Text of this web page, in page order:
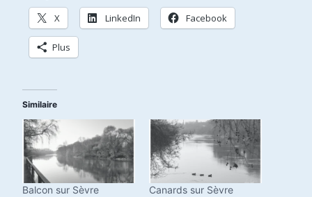
X LinkedIn Facebook
Plus
Similaire
Balcon sur Sèvre
Canards sur Sèvre